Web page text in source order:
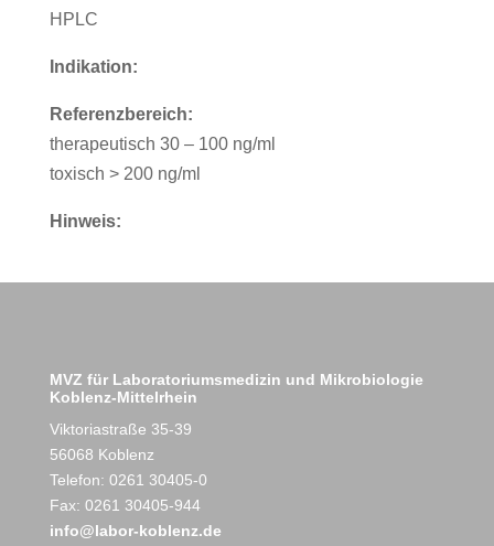
HPLC
Indikation:
Referenzbereich:
therapeutisch 30 – 100 ng/ml
toxisch > 200 ng/ml
Hinweis:
MVZ für Laboratoriumsmedizin und Mikrobiologie
Koblenz-Mittelrhein
Viktoriastraße 35-39
56068 Koblenz
Telefon: 0261 30405-0
Fax: 0261 30405-944
info@labor-koblenz.de